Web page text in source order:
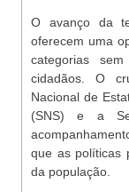
O avanço da
oferecem uma
categorias
cidadãos. O
Nacional de
(SNS) e a
que as políticas
da população.